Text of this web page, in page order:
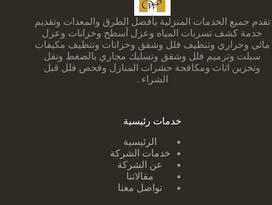
تقدم جميع الخدمات المنزلية بأفضل الطرق والمعدات وتقديم
خدمة كشف تسربات المياه وعزل أسطح وخزانات وعزل
مائي وحراري وتنظيف فلل وشقق وخزانات وتنظيف مكيفات
سبلت وترميم فلل وشقق وتسليك مجاري بالضغط ونقل
وتخزين اثاث ومكافحة حشرات المنازل وفحص فلل قبل
الشراء .
خدمات رئيسية
الرئيسية
خدمات الشركة
عن الشركة
مقالاتنا
تواصل معنا